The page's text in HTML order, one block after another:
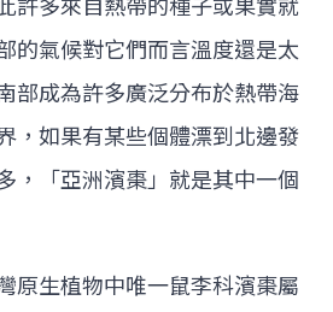
許多來自熱帶的種子或果實就
的氣候對它們而言溫度還是太
部成為許多廣泛分布於熱帶海
，如果有某些個體漂到北邊發
，「亞洲濱棗」就是其中一個
原生植物中唯一鼠李科濱棗屬